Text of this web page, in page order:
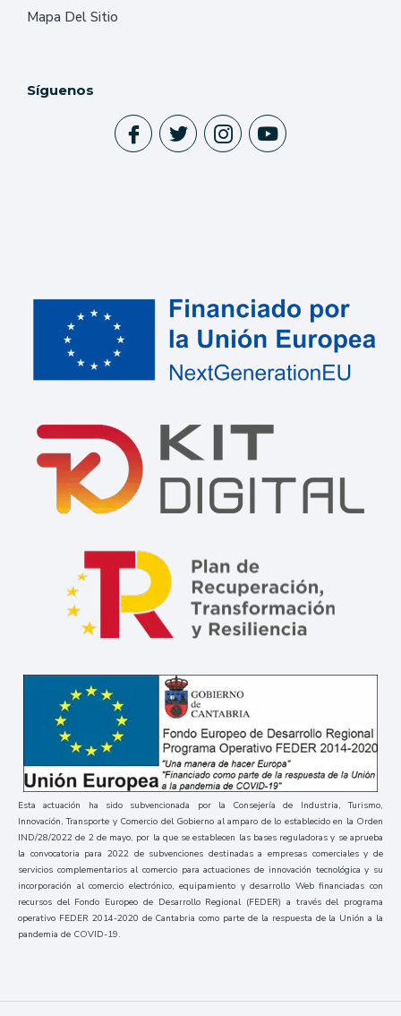
Mapa Del Sitio
Síguenos
Esta actuación ha sido subvencionada por la Consejería de Industria, Turismo,
Innovación, Transporte y Comercio del Gobierno al amparo de lo establecido en la Orden
IND/28/2022 de 2 de mayo, por la que se establecen las bases reguladoras y se aprueba
la convocatoria para 2022 de subvenciones destinadas a empresas comerciales y de
servicios complementarios al comercio para actuaciones de innovación tecnológica y su
incorporación al comercio electrónico, equipamiento y desarrollo Web financiadas con
recursos del Fondo Europeo de Desarrollo Regional (FEDER) a través del programa
operativo FEDER 2014-2020 de Cantabria como parte de la respuesta de la Unión a la
pandemia de COVID-19.